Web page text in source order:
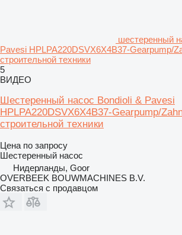
шестеренный
Pavesi HPLPA220DSVX6X4B37-Gearpump/
строительной техники
5
ВИДЕО
Шестеренный насос Bondioli & Pavesi
HPLPA220DSVX6X4B37-Gearpump/
строительной техники
Цена по запросу
Шестеренный насос
Нидерланды, Goor
OVERBEEK BOUWMACHINES B.V.
Связаться с продавцом